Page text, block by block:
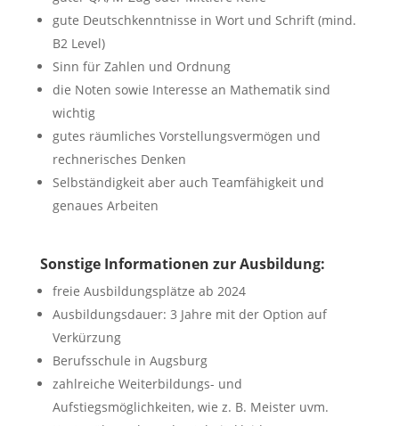
gute Deutschkenntnisse in Wort und Schrift (mind.
B2 Level)
Sinn für Zahlen und Ordnung
die Noten sowie Interesse an Mathematik sind
wichtig
gutes räumliches Vorstellungsvermögen und
rechnerisches Denken
Selbständigkeit aber auch Teamfähigkeit und
genaues Arbeiten
Sonstige Informationen zur Ausbildung:
freie Ausbildungsplätze ab 2024
Ausbildungsdauer: 3 Jahre mit der Option auf
Verkürzung
Berufsschule in Augsburg
zahlreiche Weiterbildungs- und
Aufstiegsmöglichkeiten, wie z. B. Meister uvm.